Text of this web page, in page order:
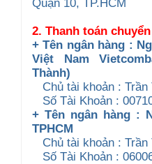
Quận 10, TP.HCM
2. Thanh toán
+ Tên ngân hàng :
Việt Nam
Thành)
Chủ tài khoản : Trần
Số Tài Khoản :
+ Tên ngân hàng :
TPHCM
Chủ tài khoản : Trần
Số Tài Khoản :